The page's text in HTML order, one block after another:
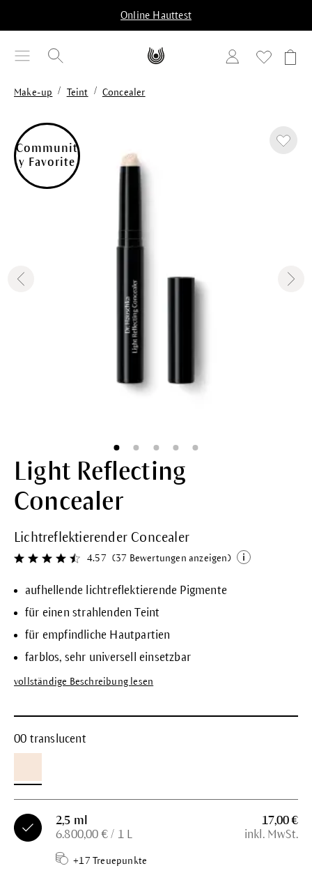
Online Hauttest
Make-up / Teint / Concealer
Light Reflecting
Concealer
Lichtreflektierender Concealer
Durchschnittliche Bewertung von 4.5 von 5 Sternen
4.57 (37 Bewertungen anzeigen)
aufhellende lichtreflektierende Pigmente
für einen strahlenden Teint
für empfindliche Hautpartien
farblos, sehr universell einsetzbar
vollständige Beschreibung lesen
00 translucent
2,5 ml
6.800,00 € / 1 L
+17 Treuepunkte
17,00 €
inkl. MwSt.
Bildergalerie überspringen
Communit
y Favorite